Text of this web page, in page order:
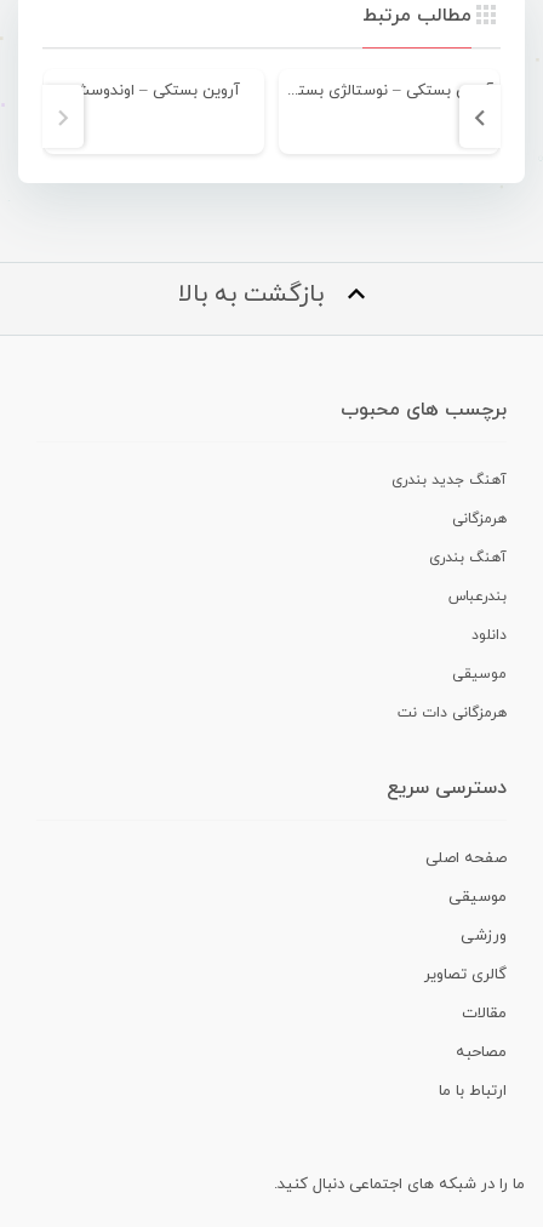
مطالب مرتبط
آروین بستکی – نوستالژی بستکی آروین بستکی – اوندوسش
بازگشت به بالا
برچسب های محبوب
آهنگ جدید بندری
هرمزگانی
آهنگ بندری
بندرعباس
دانلود
موسیقی
هرمزگانی دات نت
دسترسی سریع
صفحه اصلی
موسیقی
ورزشی
گالری تصاویر
مقالات
مصاحبه
ارتباط با ما
ما را در شبکه های اجتماعی دنبال کنید.